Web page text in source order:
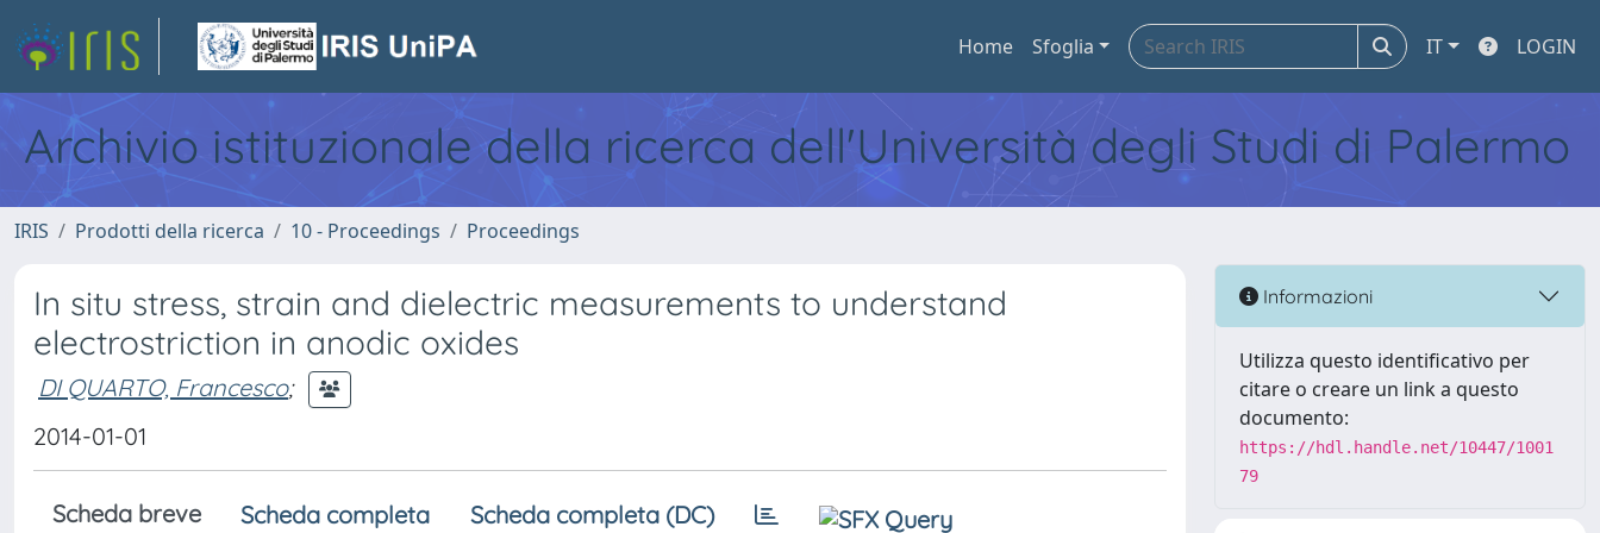
Home Sfoglia IT LOGIN
Archivio istituzionale della ricerca dell'Università degli Studi di Palermo
IRIS Prodotti della ricerca 10 - Proceedings Proceedings
In situ stress, strain and dielectric measurements to understand
electrostriction in anodic oxides
DI QUARTO, Francesco;
2014-01-01
Scheda breve Scheda completa Scheda completa (DC)
Informazioni
Utilizza questo identificativo per
citare o creare un link a questo
documento:
https://hdl.handle.net/10447/1001
79